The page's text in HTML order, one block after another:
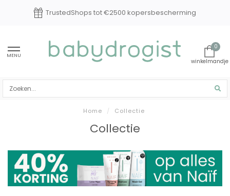
TrustedShops tot €2500 kopersbescherming
MENU
0
Home / Collectie
Collectie